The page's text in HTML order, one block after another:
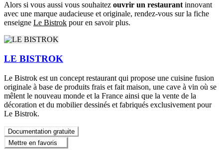
Alors si vous aussi vous souhaitez ouvrir un restaurant innovant
avec une marque audacieuse et originale, rendez-vous sur la fiche
enseigne Le Bistrok pour en savoir plus.
LE BISTROK
Le Bistrok est un concept restaurant qui propose une cuisine fusion
originale à base de produits frais et fait maison, une cave à vin où se
mêlent le nouveau monde et la France ainsi que la vente de la
décoration et du mobilier dessinés et fabriqués exclusivement pour
Le Bistrok.
Documentation gratuite
Mettre en favoris